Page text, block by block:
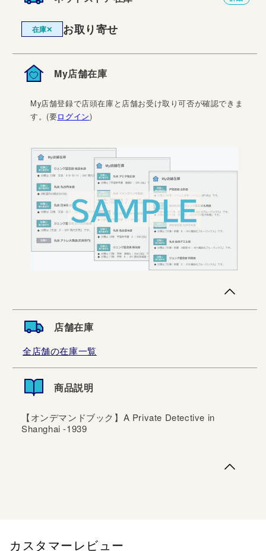
在庫✕ お取り寄せ
My店舗在庫
My店舗登録で店頭在庫と店舗お受け取り可否が確認できま
す。(要ログイン)
店舗在庫
全店舗の在庫一覧
商品説明
【オンデマンドブック】A Private Detective in
Shanghai -1939
カスタマーレビュー